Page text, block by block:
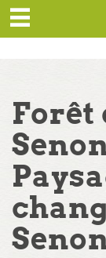
Forêt